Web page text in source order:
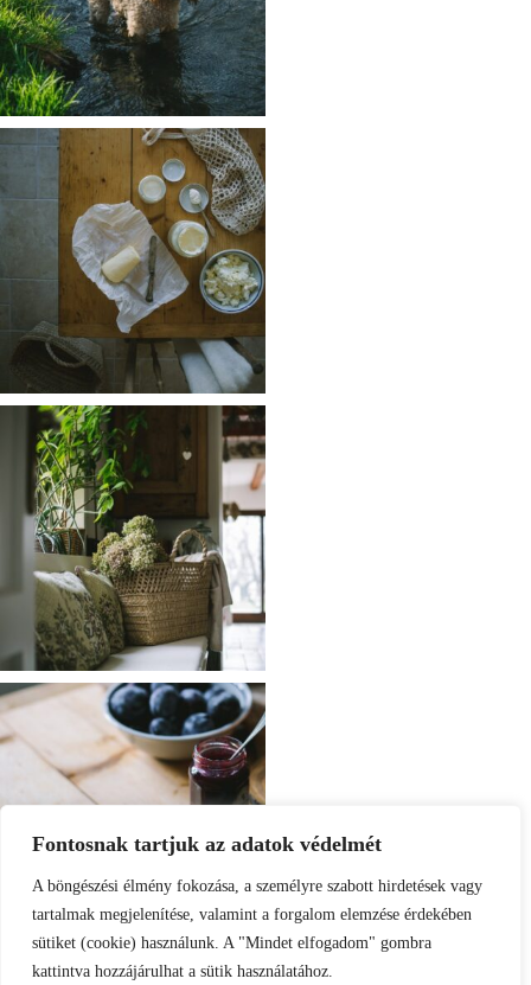
Fontosnak tartjuk az adatok védelmét
A böngészési élmény fokozása, a személyre szabott hirdetések vagy
tartalmak megjelenítése, valamint a forgalom elemzése érdekében
sütiket (cookie) használunk. A "Mindet elfogadom" gombra
kattintva hozzájárulhat a sütik használatához.